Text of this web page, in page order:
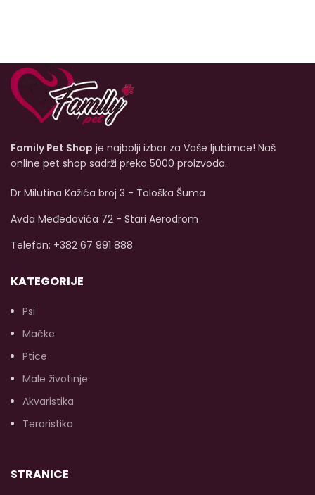
Family Pet Shop je najbolji izbor za Vaše ljubimce! Naš
online pet shop sadrži preko 5000 proizvoda.
Dr Milutina Kažića broj 3 - Tološka Šuma
Avda Međedovića 72 - Stari Aerodrom
Telefon: +382 67 991 888
KATEGORIJE
Psi
Mačke
Ptice
Male životinje
Akvaristika
Teraristika
STRANICE